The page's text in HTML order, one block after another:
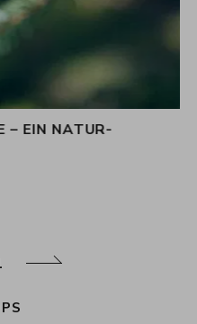
– EIN NATUR-